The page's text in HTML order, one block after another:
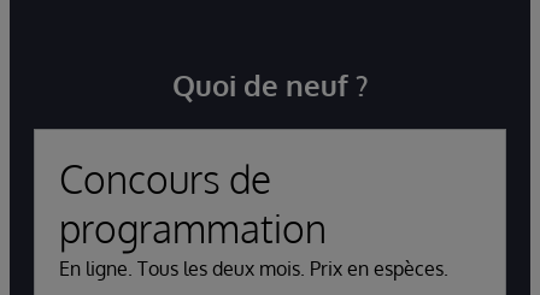
Quoi de neuf ?
Concours de
programmation
En ligne. Tous les deux mois. Prix en espèces.